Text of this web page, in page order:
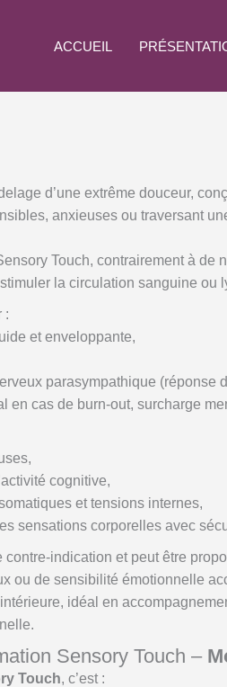
ACCUEIL
d’une extrême douceur,
anxieuses ou traversant
Touch, contrairement à
la circulation sanguine ou
:
et enveloppante,
parasympathique (réponse
en cas de burn-out, surcharge
cognitive,
et tensions internes,
sensations corporelles avec
contre-indication et peut être
ou de sensibilité émotionnelle
idéal en
Sensory Touch –
Touch, c’est :